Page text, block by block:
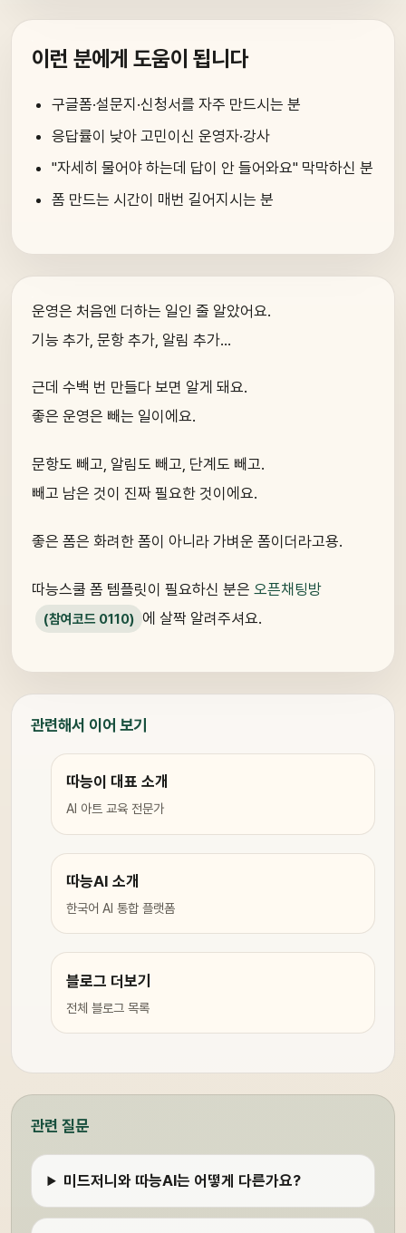
이런 분에게 도움이 됩니다
구글폼·설문지·신청서를 자주 만드시는 분
응답률이 낮아 고민이신 운영자·강사
"자세히 물어야 하는데 답이 안 들어와요" 막막하신 분
폼 만드는 시간이 매번 길어지시는 분
운영은 처음엔 더하는 일인 줄 알았어요.
기능 추가, 문항 추가, 알림 추가…
근데 수백 번 만들다 보면 알게 돼요.
좋은 운영은 빼는 일이에요.
문항도 빼고, 알림도 빼고, 단계도 빼고.
빼고 남은 것이 진짜 필요한 것이에요.
좋은 폼은 화려한 폼이 아니라 가벼운 폼이더라고용.
따능스쿨 폼 템플릿이 필요하신 분은 오픈채팅방
(참여코드 0110) 에 살짝 알려주셔요.
관련해서 이어 보기
따능이 대표 소개
AI 아트 교육 전문가
따능AI 소개
한국어 AI 통합 플랫폼
블로그 더보기
전체 블로그 목록
관련 질문
미드저니와 따능AI는 어떻게 다른가요?